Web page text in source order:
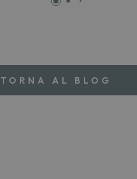
TORNA AL BLOG